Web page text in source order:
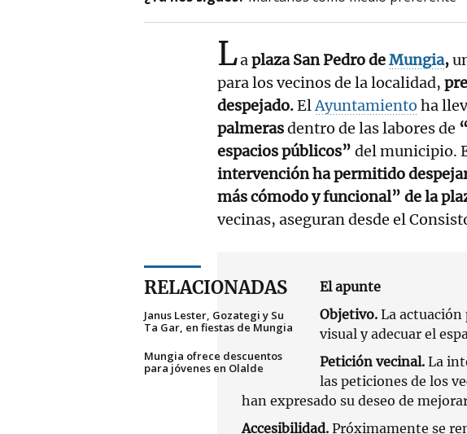
Laplaza San Pedro deMungia,
para los vecinos de la localidad,
despejado.ElAyuntamiento ha
palmerasdentro de las labores de
espacios públicos” del municipio.
intervención ha permitido
más cómodo y funcional” de la
vecinas, aseguran desde el
RELACIONADAS
Janus Lester, Gozategi y Su
Ta Gar, en fiestas de Mungia
Mungia ofrece descuentos
para jóvenes en Olalde
El apunte
Objetivo. La
visual y adecuar el
Petición vecinal. La
las peticiones de los
han expresado su deseo de
Accesibilidad. Próximamente se